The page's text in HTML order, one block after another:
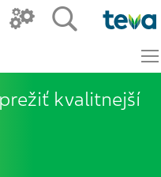
kvalitnejší